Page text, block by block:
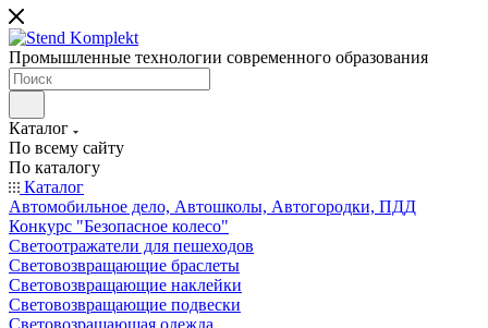
Промышленные технологии современного образования
Каталог
По всему сайту
По каталогу
Каталог
Автомобильное дело, Автошколы, Автогородки, ПДД
Конкурс "Безопасное колесо"
Светоотражатели для пешеходов
Световозвращающие браслеты
Световозвращающие наклейки
Световозвращающие подвески
Световозращающая одежда